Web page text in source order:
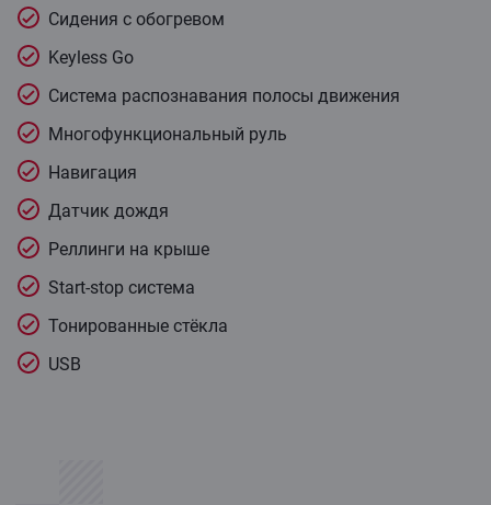
Сидения с обогревом
Keyless Go
Система распознавания полосы движения
Многофункциональный руль
Навигация
Датчик дождя
Реллинги на крыше
Start-stop система
Тонированные стёкла
USB